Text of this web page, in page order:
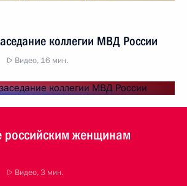
коллегии МВД России
Видео, 16 мин.
российским женщинам
Видео, 3 мин.